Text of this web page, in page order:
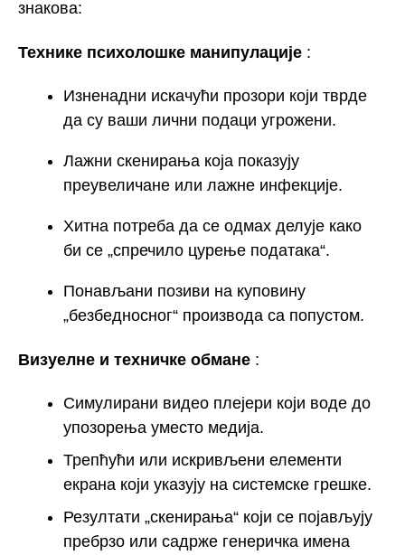
знакова:
Технике психолошке манипулације :
Изненадни искачући прозори који тврде
да су ваши лични подаци угрожени.
Лажни скенирања која показују
преувеличане или лажне инфекције.
Хитна потреба да се одмах делује како
би се „спречило цурење података“.
Понављани позиви на куповину
„безбедносног“ производа са попустом.
Визуелне и техничке обмане :
Симулирани видео плејери који воде до
упозорења уместо медија.
Трепћући или искривљени елементи
екрана који указују на системске грешке.
Резултати „скенирања“ који се појављују
пребрзо или садрже генеричка имена